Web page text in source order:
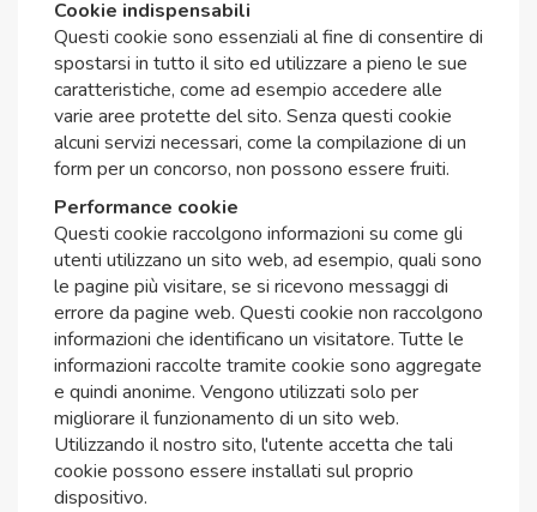
Cookie indispensabili
Questi cookie sono essenziali al fine di consentire di
spostarsi in tutto il sito ed utilizzare a pieno le sue
caratteristiche, come ad esempio accedere alle
varie aree protette del sito. Senza questi cookie
alcuni servizi necessari, come la compilazione di un
form per un concorso, non possono essere fruiti.
Performance cookie
Questi cookie raccolgono informazioni su come gli
utenti utilizzano un sito web, ad esempio, quali sono
le pagine più visitare, se si ricevono messaggi di
errore da pagine web. Questi cookie non raccolgono
informazioni che identificano un visitatore. Tutte le
informazioni raccolte tramite cookie sono aggregate
e quindi anonime. Vengono utilizzati solo per
migliorare il funzionamento di un sito web.
Utilizzando il nostro sito, l'utente accetta che tali
cookie possono essere installati sul proprio
dispositivo.